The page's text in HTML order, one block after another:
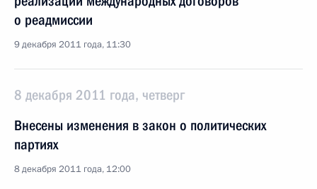
о реадмиссии
9 декабря 2011 года, 11:30
8 декабря 2011 года, четверг
Внесены изменения в закон о политических
партиях
8 декабря 2011 года, 12:00